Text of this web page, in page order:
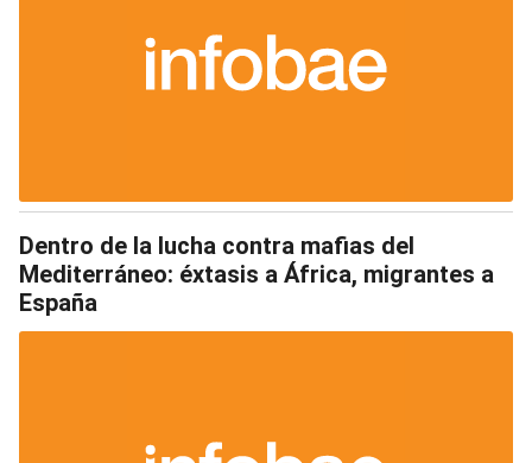
Dentro de la lucha contra mafias del
Mediterráneo: éxtasis a África, migrantes a
España